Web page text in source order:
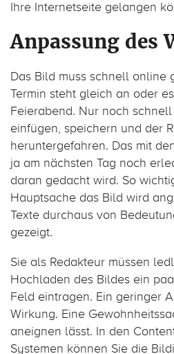
Ihre Internetseite gelangen
Anpassung des
Das Bild muss schnell online
Termin steht gleich an oder
Feierabend. Nur noch
einfügen, speichern und der
heruntergefahren. Das mit
ja am nächsten Tag noch
daran gedacht wird. So
Hauptsache das Bild wird
Texte durchaus von
gezeigt.
Sie als Redakteur müssen
Hochladen des Bildes ein
Feld eintragen. Ein geringer
Wirkung. Eine
aneignen lässt. In den
Systemen können Sie die